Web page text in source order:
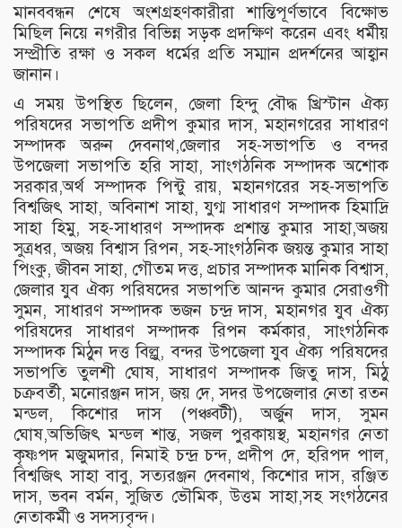
মানববন্ধন শেষে অংশগ্রহণকারীরা শান্তিপূর্ণভাবে বিক্ষোভ
মিছিল নিয়ে নগরীর বিভিন্ন সড়ক প্রদক্ষিণ করেন এবং ধর্মীয়
সম্প্রীতি রক্ষা ও সকল ধর্মের প্রতি সম্মান প্রদর্শনের আহ্বান
জানান।
এ সময় উপস্থিত ছিলেন, জেলা হিন্দু বৌদ্ধ খ্রিস্টান ঐক্য
পরিষদের সভাপতি প্রদীপ কুমার দাস, মহানগরের সাধারণ
সম্পাদক অরুন দেবনাথ,জেলার সহ-সভাপতি ও বন্দর
উপজেলা সভাপতি হরি সাহা, সাংগঠনিক সম্পাদক অশোক
সরকার,অর্থ সম্পাদক পিন্টু রায়, মহানগরের সহ-সভাপতি
বিশ্বজিৎ সাহা, অবিনাশ সাহা, যুগ্ম সাধারণ সম্পাদক হিমাদ্রি
সাহা হিমু, সহ-সাধারণ সম্পাদক প্রশান্ত কুমার সাহা,অজয়
সুত্রধর, অজয় বিশ্বাস রিপন, সহ-সাংগঠনিক জয়ন্ত কুমার সাহা
পিংকু, জীবন সাহা, গৌতম দত্ত, প্রচার সম্পাদক মানিক বিশ্বাস,
জেলার যুব ঐক্য পরিষদের সভাপতি আনন্দ কুমার সেরাওগী
সুমন, সাধারণ সম্পাদক ভজন চন্দ্র দাস, মহানগর যুব ঐক্য
পরিষদের সাধারণ সম্পাদক রিপন কর্মকার, সাংগঠনিক
সম্পাদক মিঠুন দত্ত বিল্লু, বন্দর উপজেলা যুব ঐক্য পরিষদের
সভাপতি তুলশী ঘোষ, সাধারণ সম্পাদক জিতু দাস, মিঠু
চক্রবর্তী, মনোরঞ্জন দাস, জয় দে, সদর উপজেলার নেতা রতন
মন্ডল, কিশোর দাস (পঞ্চবটী), অর্জুন দাস, সুমন
ঘোষ,অভিজিৎ মন্ডল শান্ত, সজল পুরকায়স্থ, মহানগর নেতা
কৃষ্ণপদ মজুমদার, নিমাই চন্দ্র চন্দ, প্রদীপ দে, হরিপদ পাল,
বিশ্বজিৎ সাহা বাবু, সত্যরঞ্জন দেবনাথ, কিশোর দাস, রঞ্জিত
দাস, ভবন বর্মন, সুজিত ভৌমিক, উত্তম সাহা,সহ সংগঠনের
নেতাকর্মী ও সদস্যবৃন্দ।